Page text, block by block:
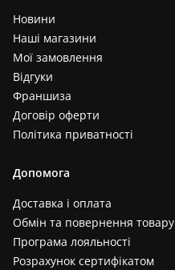
Новини
Наші магазини
Мої замовлення
Відгуки
Франшиза
Договір оферти
Політика приватності
Допомога
Доставка і оплата
Обмін та повернення товару
Програма лояльності
Розрахунок сертифікатом